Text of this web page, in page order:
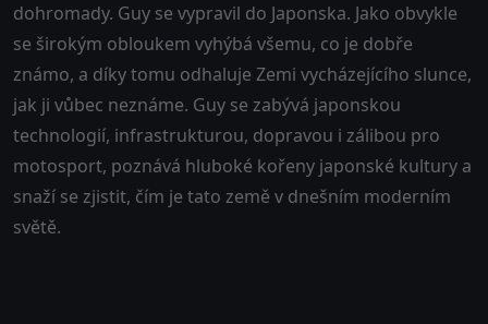
dohromady. Guy se vypravil do Japonska. Jako obvykle
se širokým obloukem vyhýbá všemu, co je dobře
známo, a díky tomu odhaluje Zemi vycházejícího slunce,
jak ji vůbec neznáme. Guy se zabývá japonskou
technologií, infrastrukturou, dopravou i zálibou pro
motosport, poznává hluboké kořeny japonské kultury a
snaží se zjistit, čím je tato země v dnešním moderním
světě.